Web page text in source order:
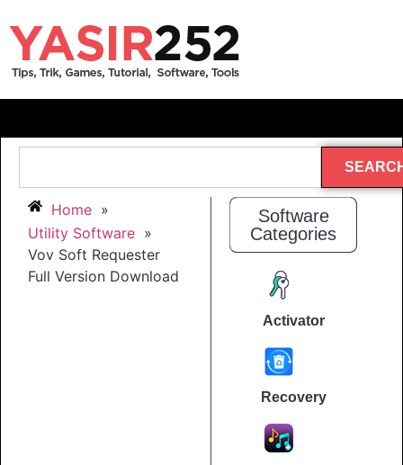
Home »
Utility Software »
Vov Soft Requester
Full Version Download
Software
Categories
Activator
Recovery